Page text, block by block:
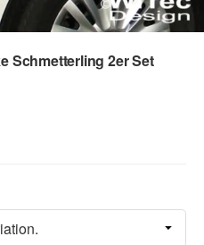
Schmetterling 2er Set